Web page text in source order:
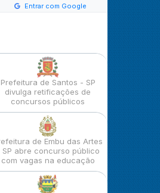
Entrar com Google
Prefeitura de Santos - SP
divulga retificações de
concursos públicos
de Embu das Artes
SP abre concurso público
com vagas na educação